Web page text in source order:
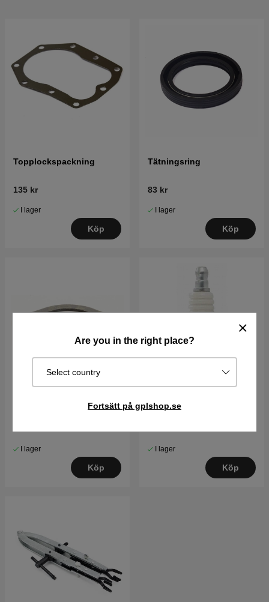
Are you in the right place?
Select country
Fortsätt på gplshop.se
Topplockspackning
135 kr
I lager
Köp
Tätningsring
83 kr
I lager
Köp
I lager
Köp
RCJ6Y
I lager
Köp